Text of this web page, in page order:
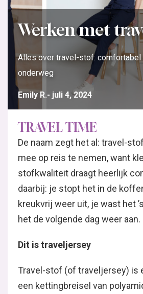
Werken met
Alles over travel-stof: comfortabel
onderweg
Emily R. juli 4, 2024
TRAVEL TIME
De naam zegt het al: travel-
mee op reis te nemen, want
stofkwaliteit draagt heerlijk
daarbij: je stopt het in de
kreukvrij weer uit, je wast het
het de volgende dag weer aan.
Dit is traveljersey
Travel-stof (of traveljersey) is
een kettingbreisel van